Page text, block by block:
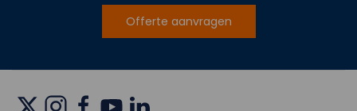
Offerte aanvragen